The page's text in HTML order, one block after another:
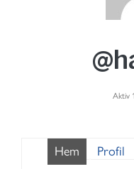
Aktiv
Hem Profil